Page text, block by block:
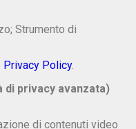
Strumento di
Privacy Policy.
di privacy avanzata)
di contenuti video